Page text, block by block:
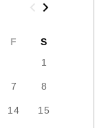
F
S
1
7 8
14 15